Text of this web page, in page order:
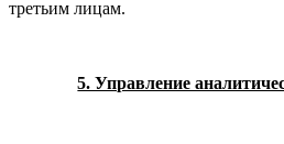
третьим лицам.
5. Управление